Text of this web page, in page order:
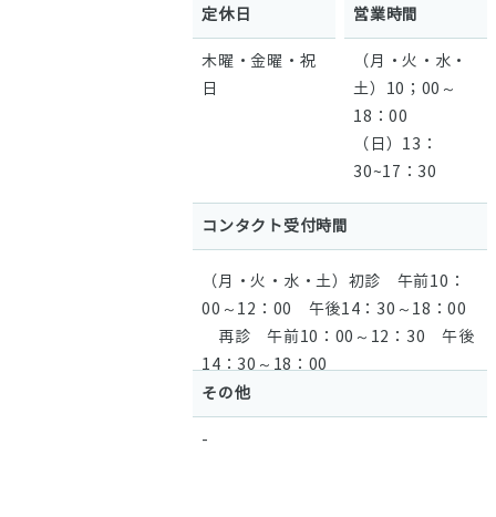
定休日
木曜・金曜・祝
日
営業時間
（月・火・水・
土）10；00～
18：00
（日）13：
30~17：30
コンタクト受付時間
（月・火・水・土）初診 午前10：
00～12：00 午後14：30～18：00
再診 午前10：00～12：30 午後
14：30～18：00
（日）初診 午後13：30～17：
30
その他
-